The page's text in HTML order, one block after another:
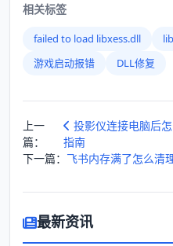
相关标签
failed to load libxess.dll
游戏启动报错
DLL修复
上一
篇：
投影仪连接电脑后
指南
下一篇： 飞书内存满了怎么清
最新资讯